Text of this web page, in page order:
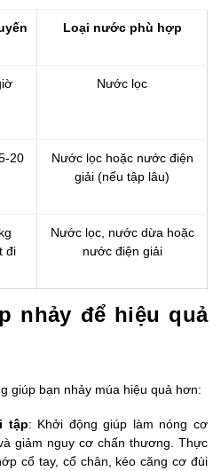
Loại nước phù hợp
Nước lọc
20
Nước lọc hoặc nước điện
giải (nếu tập lâu)
đi
Nước lọc, nước dừa hoặc
nước điện giải
nhảy để hiệu quả
giúp bạn nhảy múa hiệu quả hơn:
tập: Khởi động giúp làm nóng cơ
giảm nguy cơ chấn thương. Thực
cổ tay, cổ chân, kéo căng cơ đùi